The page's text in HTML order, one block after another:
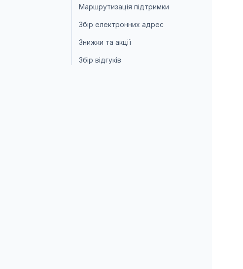
Маршрутизація підтримки
Збір електронних адрес
Знижки та акції
Збір відгуків